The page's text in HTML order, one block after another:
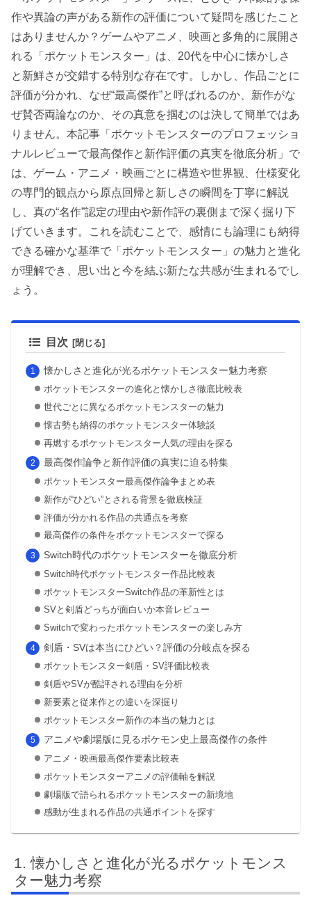
作や異論の声がある新作の評価について疑問を感じたこと
はありませんか？ゲームやアニメ、映画と多角的に展開さ
れる「ポケットモンスター」は、20代を中心に懐かしさ
と新鮮さが交錯する特別な存在です。しかし、作品ごとに
評価が分かれ、なぜ“最高傑作”と呼ばれるのか、新作がな
ぜ賛否両論なのか、その真意を掴むのは決して簡単ではあ
りません。本記事「ポケットモンスターのプロフェッショ
ナルレビューで最高傑作と新作評価の真実を徹底分析」で
は、ゲーム・アニメ・映画ごとに構造や世界観、仕様変化
の専門的観点から原点回帰と新しさの瞬間を丁寧に解説
し、真の“名作”認定の理由や新作評の裏側まで深く掘り下
げていきます。これを読むことで、感情にも論理にも納得
できる確かな基準で「ポケットモンスター」の魅力と進化
が理解でき、思い出と今を結ぶ新たな共感が生まれるでし
ょう。
目次
懐かしさと進化が光るポケットモンスター魅力考察
ポケットモンスターの進化と懐かしさ徹底比較表
世代ごとに異なるポケットモンスターの魅力
懐古勢も納得のポケットモンスター体験談
再燃するポケットモンスター人気の理由を探る
最高傑作論争と新作評価の真実に迫る特集
ポケットモンスター最高傑作論争まとめ表
新作が“ひどい”とされる背景を徹底検証
評価が分かれる作品の共通点を考察
最高傑作の条件をポケットモンスターで探る
Switch時代のポケットモンスターを徹底分析
Switch時代ポケットモンスター作品比較表
ポケットモンスターSwitch作品の革新性とは
SVと剣盾どっちが面白いか本音レビュー
Switchで変わったポケットモンスターの楽しみ方
剣盾・SVは本当にひどい？評価の分岐点を探る
ポケットモンスター剣盾・SV評価比較表
剣盾やSVが酷評される理由を分析
新要素と従来作との違いを深掘り
ポケットモンスター新作の本当の魅力とは
アニメや劇場版に見るポケモン史上最高傑作の条件
アニメ・映画最高傑作要素比較表
ポケットモンスターアニメの評価軸を解説
劇場版で語られるポケットモンスターの新境地
感動が生まれる作品の共通ポイントを探す
懐かしさと進化が光るポケットモンス
ター魅力考察